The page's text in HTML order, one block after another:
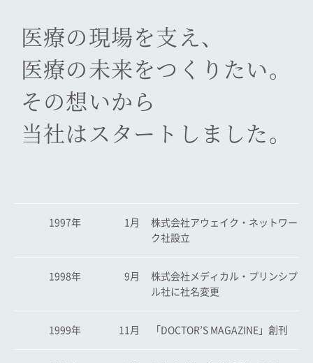
医療の現場を支え、
医療の未来をつくりたい。
その想いから
当社はスタートしました。
1997年 1月
株式会社アウェイク・ネットワー
ク社設立
1998年 9月
株式会社メディカル・プリンシプ
ル社に社名変更
1999年 11月 「DOCTOR’S MAGAZINE」創刊